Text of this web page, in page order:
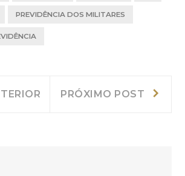
PREVIDÊNCIA DOS MILITARES
Anterior:
PRÓXIMO POST